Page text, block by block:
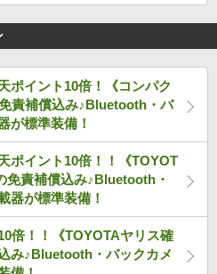
ポイント10倍！《コンパク
責補償込み♪Bluetooth・バ
が標準装備！
ポイント10倍！！《TOYOT
免責補償込み♪Bluetooth・
器が標準装備！
倍！！《TOYOTAヤリス確
み♪Bluetooth・バックカメ